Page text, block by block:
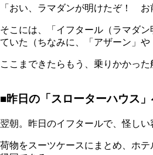
「おい、ラマダンが明けたぞ！ お
そこには、「イフタール（ラマダ
ていた（ちなみに、「アザーン」
ここまできたらもう、乗りかかっ
■昨日の「スローターハウス
翌朝。昨日のイフタールで、怪し
荷物をスーツケースにまとめ、ホ